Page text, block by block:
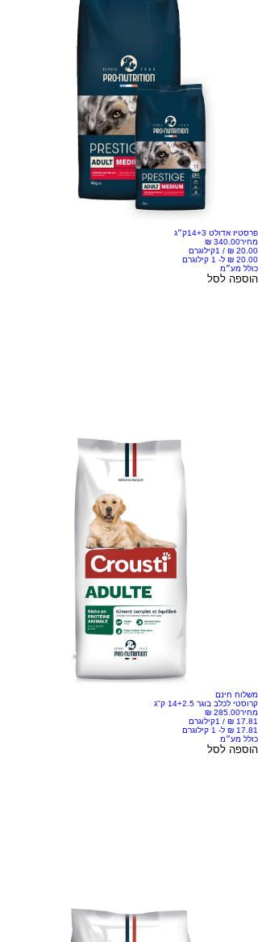
פרסטיז אדולט 14+3ק״ג
מחיר
/ 1קילוגרם
כולל מע״מ
הוספה לסל
משלוח חינם
קרוסטי לכלב בוגר 14+2.5 ק"ג
מחיר
/ 1קילוגרם
כולל מע״מ
הוספה לסל